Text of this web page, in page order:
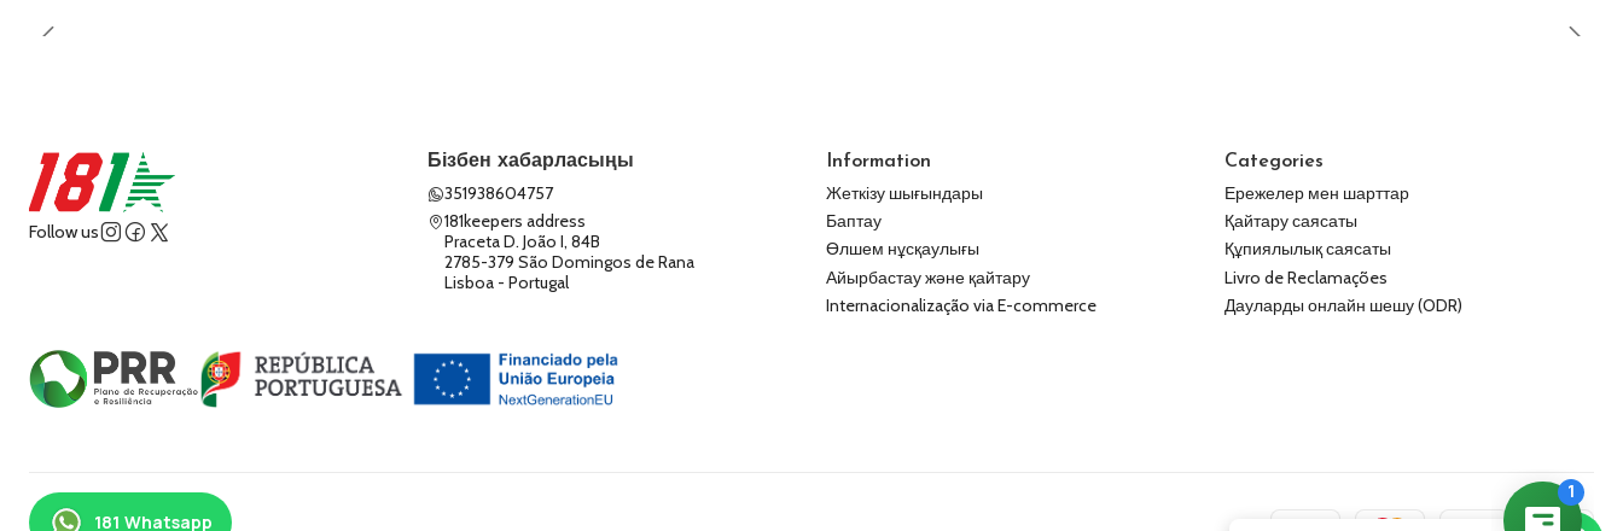
Follow us
Бізбен хабарласыңы
351938604757
181keepers address
Praceta D. João I, 84B
2785-379 São Domingos de Rana
Lisboa - Portugal
Information
Жеткізу шығындары
Баптау
Өлшем нұсқаулығы
Айырбастау және қайтару
Internacionalização via E-commerce
Categories
Ережелер мен шарттар
Қайтару саясаты
Құпиялылық саясаты
Livro de Reclamações
Дауларды онлайн шешу (ODR)
2026 181keepers.